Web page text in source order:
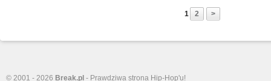
1 2 >
© 2001 - 2026 Break.pl - Prawdziwa strona Hip-Hop'u!